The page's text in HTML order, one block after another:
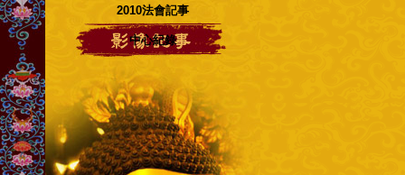
2010法會記事
中心紀錄